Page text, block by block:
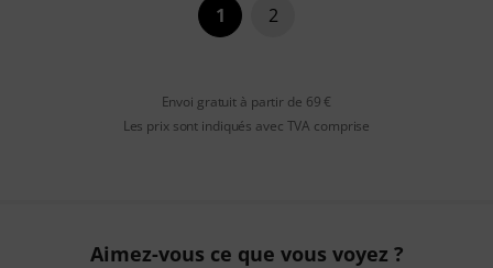
1 2
Envoi gratuit à partir de 69 €
Les prix sont indiqués avec TVA comprise
Aimez-vous ce que vous voyez ?